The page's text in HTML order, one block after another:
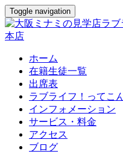
Toggle navigation
ホーム
在籍生徒一覧
出席表
ラブライフ！ってこ
インフォメーション
サービス・料金
アクセス
ブログ